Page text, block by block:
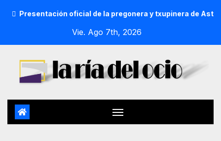
oficial de la pregonera y txupinera de Aste
Vie. Ago 7th, 2026